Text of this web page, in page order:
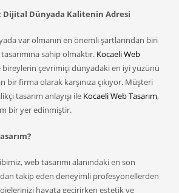
Dijital Dünyada Kalitenin Adresi
var olmanın en önemli şartlarından biri
sahip olmaktır. Kocaeli Web
bireylerin çevrimiçi dünyadaki en iyi yüzünü
bir firma olarak karşınıza çıkıyor. Müşteri
tasarım anlayışı ile Kocaeli Web Tasarım,
bir yer edinmiştir.
web tasarımı alanındaki en son
takip eden deneyimli profesyonellerden
hayata geçirirken estetik ve